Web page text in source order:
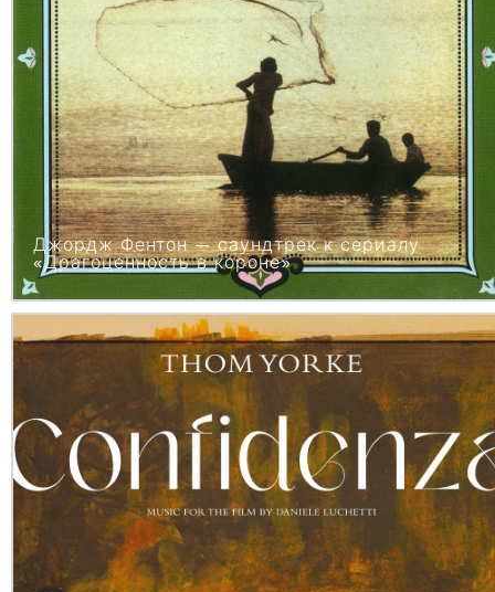
Джордж Фентон — саундтрек к сериалу
«Драгоценность в короне»